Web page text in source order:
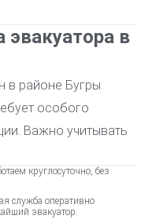
эвакуатора в
в районе Бугры
особого
Важно учитывать
круглосуточно, без
служба оперативно
эвакуатор.